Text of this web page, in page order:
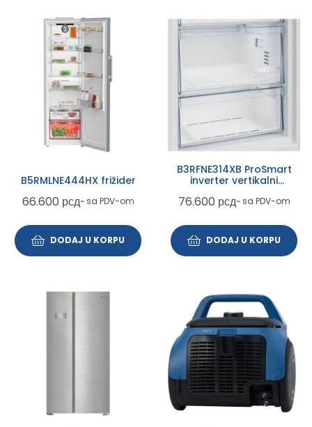
B5RMLNE444HX frižider
66.600 рсд~ sa PDV-om
DODAJ U KORPU
B3RFNE314XB ProSmart
inverter vertikalni
76.600 рсд~ sa PDV-om
DODAJ U KORPU